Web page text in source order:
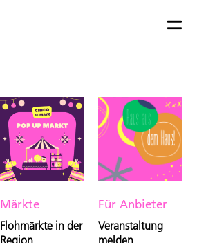
Märkte
Flohmärkte in der
Für Anbieter
Veranstaltung